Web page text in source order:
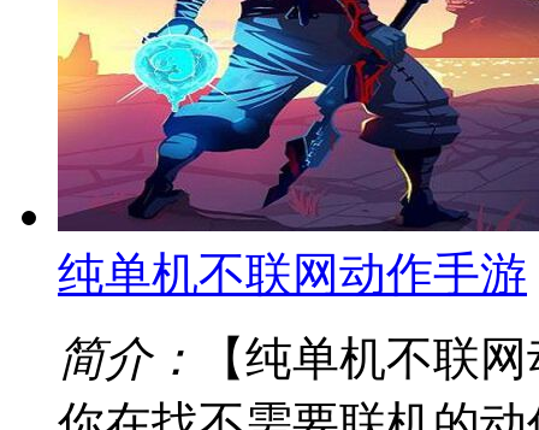
纯单机不联网动作手游
简介：
【纯单机不联